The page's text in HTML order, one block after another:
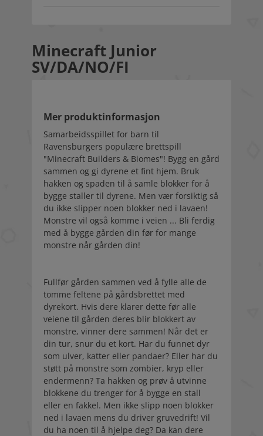
Minecraft Junior
SV/DA/NO/FI
Mer produktinformasjon
Samarbeidsspillet for barn til
Ravensburgers populære brettspill
"Minecraft Builders & Biomes"! Bygg en gård
sammen og gi dyrene et fint hjem. Bruk
hakken og spaden til å samle blokker for å
bygge staller til dyrene. Men vær forsiktig så
du ikke slipper noen blokker ned i lavaen!
Monstre vil også komme i veien ... Bli ferdig
med å bygge gården din før for mange
monstre når gården din!
Fullfør gården sammen ved å fylle alle de
tomme feltene på gårdsbrettet med
dyrekort. Hvis dere klarer dette før alle
veiene til gården deres blir blokkert av
monstre, vinner dere sammen! Når det er
din tur, snur du et kort. Har du funnet dyr
som ulver, katter eller pandaer? Eller har du
støtt på monstre som zombier, kryp eller
endermenn? Ta hakken og prøv å utvinne
blokkene du trenger for å bygge en stall
eller en fakkel. Men ikke slipp noen blokker
ned i lavaen mens du driver gruvedrift! Vil
du ha noen til å hjelpe deg? Da kan dere